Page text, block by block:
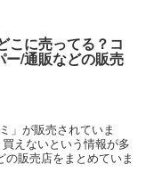
こに売ってる？コ
ー/通販などの販売
」が販売されていま
えないという情報が多
販売店をまとめていま